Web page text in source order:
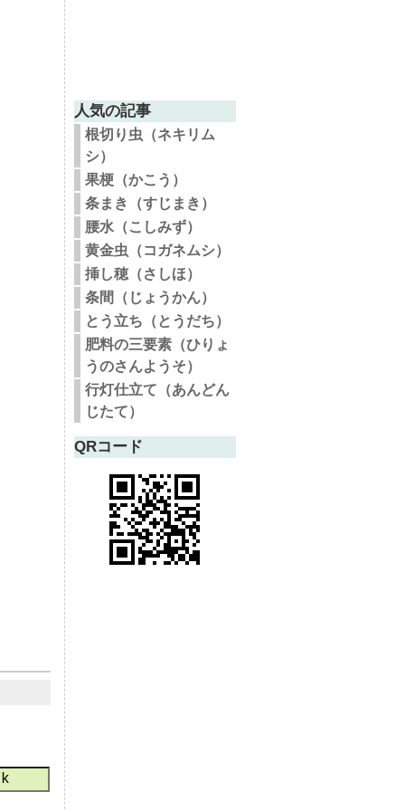
人気の記事
根切り虫（ネキリム
シ）
果梗（かこう）
条まき（すじまき）
腰水（こしみず）
黄金虫（コガネムシ）
挿し穂（さしほ）
条間（じょうかん）
とう立ち（とうだち）
肥料の三要素（ひりょ
うのさんようそ）
行灯仕立て（あんどん
じたて）
QRコード